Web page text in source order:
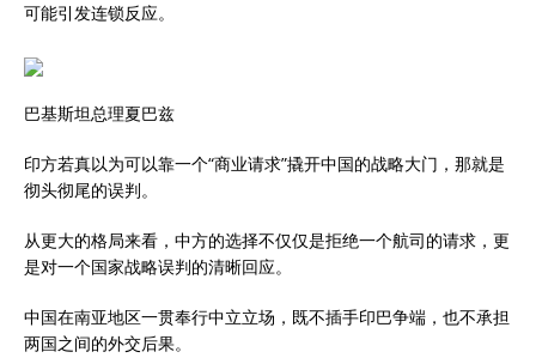
可能引发连锁反应。
巴基斯坦总理夏巴兹
印方若真以为可以靠一个“商业请求”撬开中国的战略大门，那就是
彻头彻尾的误判。
从更大的格局来看，中方的选择不仅仅是拒绝一个航司的请求，更
是对一个国家战略误判的清晰回应。
中国在南亚地区一贯奉行中立立场，既不插手印巴争端，也不承担
两国之间的外交后果。